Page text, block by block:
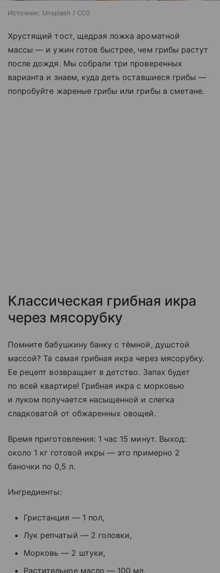
Источник: Unsplash / CC0
Хрустящий тост, щедрая ложка ароматной
массы — и ужин готов быстрее, чем грибы растут
после дождя. Мы собрали три проверенных
варианта и знаем, куда деть оставшиеся грибы —
попробуйте жареные грибы или грибы в сметане.
Классическая грибная икра
через мясорубку
Помните бабушкину банку с тёмной, душстой
массой? Та самая грибная икра через мясорубку.
Ее рецепт возвращает в детство. Запах будет
по всей квартире! Грибная икра с морковью
и луком получается насыщенной и слегка
сладковатой от обжаренных овощей.
Время приготовления: 1 час 15 минут. Выход:
около 1 кг готовой икры — это примерно 2
баночки по 0,5 л.
Ингредиенты:
Гристанция — 1 пол,
Лук репчатый — 2 головки,
Морковь — 2 штуки,
Растительное масло — 100 мл,